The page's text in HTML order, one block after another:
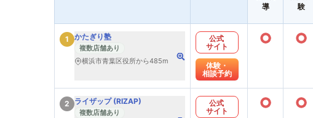
導
験
1 かたぎり塾
複数店舗あり
横浜市青葉区役所から485m
公式
サイト
体験・
相談予約
○ ○
2 ライザップ (RIZAP)
複数店舗あり
公式
サイト
○ ○